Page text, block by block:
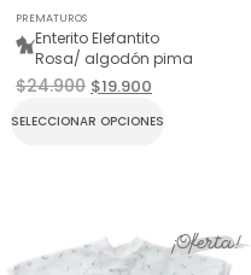
PREMATUROS
Enterito Elefantito
Rosa/ algodón pima
$24.900 $19.900
SELECCIONAR OPCIONES
¡Oferta!